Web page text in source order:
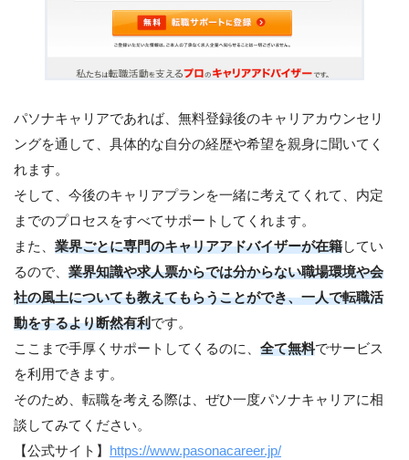
パソナキャリアであれば、無料登録後のキャリアカウンセリ
ングを通して、具体的な自分の経歴や希望を親身に聞いてく
れます。
そして、今後のキャリアプランを一緒に考えてくれて、内定
までのプロセスをすべてサポートしてくれます。
また、 業界ごとに専門のキャリアアドバイザーが在籍してい
るので、 業界知識や求人票からでは分からない職場環境や会
社の風土についても教えてもらうことができ、一人で転職活
動をするより断然有利です。
ここまで手厚くサポートしてくるのに、 全て無料でサービス
を利用できます。
そのため、転職を考える際は、ぜひ一度パソナキャリアに相
談してみてください。
【公式サイト】 https://www.pasonacareer.jp/